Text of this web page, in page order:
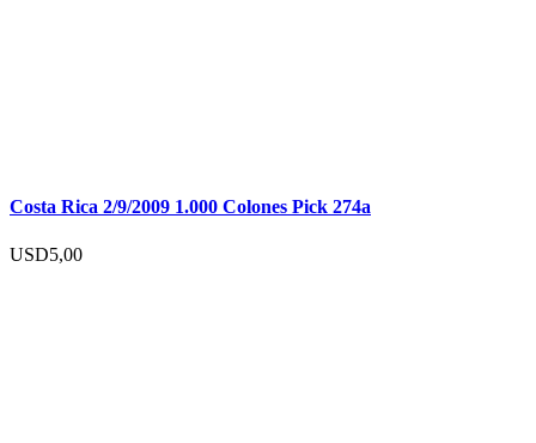
Costa Rica 2/9/2009 1.000 Colones Pick 274a
USD5,00